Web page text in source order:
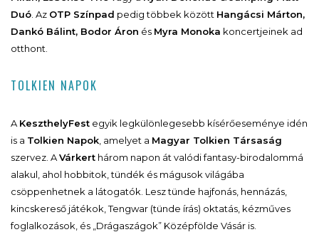
Duó . Az OTP Színpad pedig többek között Hangácsi Márton,
Dankó Bálint, Bodor Áron és Myra Monoka koncertjeinek ad
otthont.
TOLKIEN NAPOK
A KeszthelyFest egyik legkülönlegesebb kísérőeseménye idén
is a Tolkien Napok , amelyet a Magyar Tolkien Társaság
szervez. AVárkert három napon át valódi fantasy-birodalommá
alakul, ahol hobbitok, tündék és mágusok világába
csöppenhetnek a látogatók. Lesz tünde hajfonás, hennázás,
kincskereső játékok, Tengwar (tünde írás) oktatás, kézműves
foglalkozások, és „Drágaszágok” Középfölde Vásár is.